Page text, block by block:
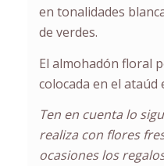
en tonalidades
de verdes.
El almohadón floral
colocada en el ataúd
Ten en cuenta lo
realiza con flores
ocasiones los